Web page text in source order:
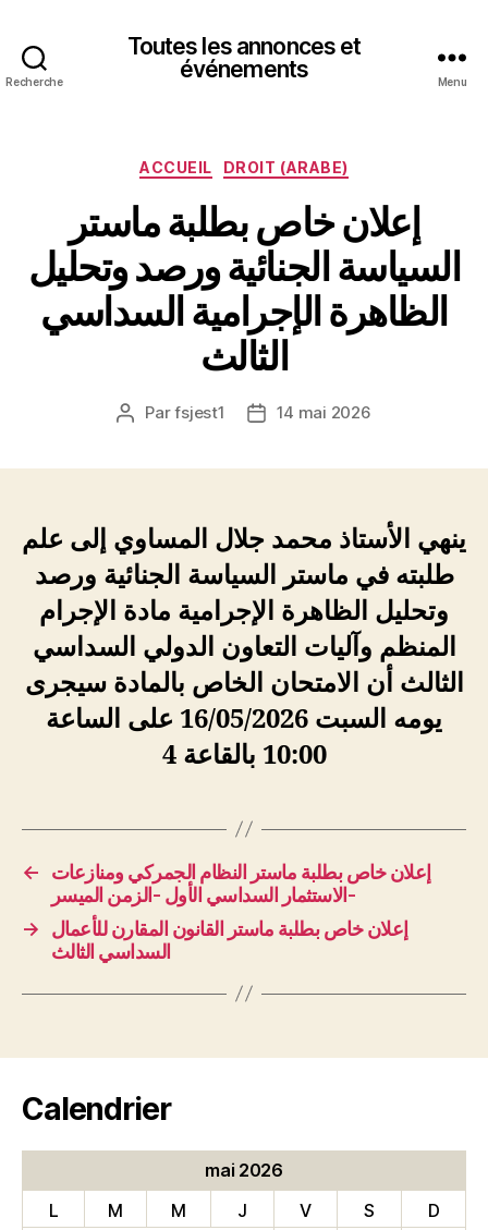
Recherche
Toutes les annonces et
événements
Menu
Catégories
ACCUEIL DROIT (ARABE)
إعلان خاص بطلبة ماستر
السياسة الجنائية ورصد وتحليل
الظاهرة الإجرامية السداسي
الثالث
Auteur
Parfsjest1
Date14 mai 2026
ينهي الأستاذ محمد جلال المساوي إلى علم
طلبته في ماستر السياسة الجنائية ورصد
وتحليل الظاهرة الإجرامية مادة الإجرام
المنظم وآليات التعاون الدولي السداسي
الثالث أن الامتحان الخاص بالمادة سيجرى
يومه السبت 16/05/2026 على الساعة
10:00 بالقاعة 4
←
إعلان خاص بطلبة ماستر النظام الجمركي ومنازعات
الاستثمار السداسي الأول -الزمن الميسر-
→
إعلان خاص بطلبة ماستر القانون المقارن للأعمال
السداسي الثالث
Calendrier
mai 2026
L
M M J V S
D